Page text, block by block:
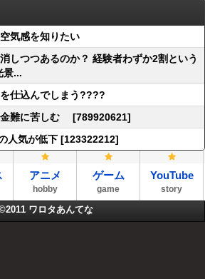
気感を知りたい
しつつあるのか？ 経験者わずか2割という
景...
仕込んでしまう????
難に苦しむ [789920621]
人気が低下 [123322212]
アニメ
hobby
ゲーム
game
YouTube
story
ワロタあんてな